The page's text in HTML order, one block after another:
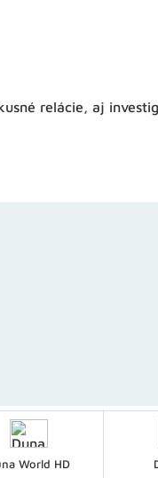
relácie, aj
World HD